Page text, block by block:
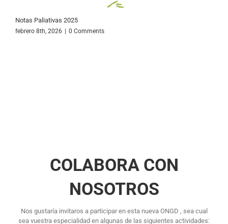
Notas Paliativas 2025
febrero 8th, 2026 0 Comments
COLABORA CON
NOSOTROS
Nos gustaría invitaros a participar en esta nueva ONGD , sea cual
sea vuestra especialidad en algunas de las siguientes actividades: